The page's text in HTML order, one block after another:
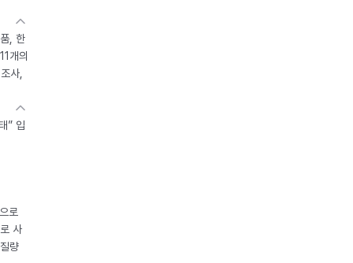
, 한
개의
사,
” 입
로
사
량